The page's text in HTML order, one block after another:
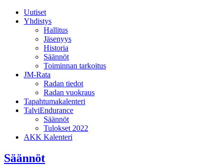
Uutiset
Yhdistys
Hallitus
Jäsenyys
Historia
Säännöt
Toiminnan tarkoitus
JM-Rata
Radan tiedot
Radan vuokraus
Tapahtumakalenteri
TalviEndurance
Säännöt
Tulokset 2022
AKK Kalenteri
Säännöt